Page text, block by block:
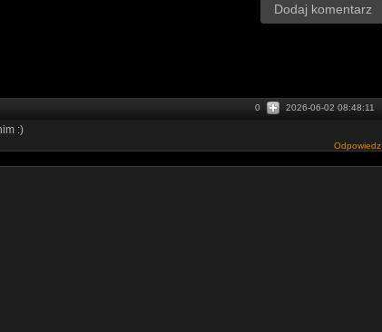
Dodaj komentarz
2026-06-02 08:48:11
0
:)
Odpowiedz